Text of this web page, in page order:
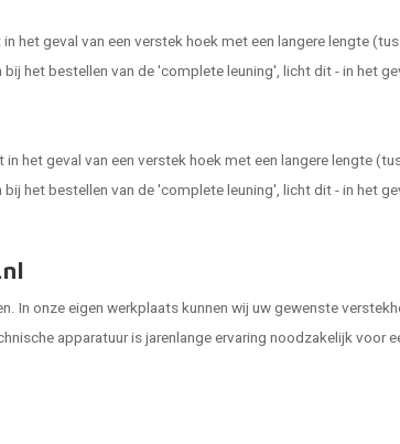
geval van een verstek hoek met een langere lengte
het bestellen van de 'complete leuning', licht dit - in het
geval van een verstek hoek met een langere lengte
het bestellen van de 'complete leuning', licht dit - in het
onze eigen werkplaats kunnen wij uw gewenste
apparatuur is jarenlange ervaring noodzakelijk voor